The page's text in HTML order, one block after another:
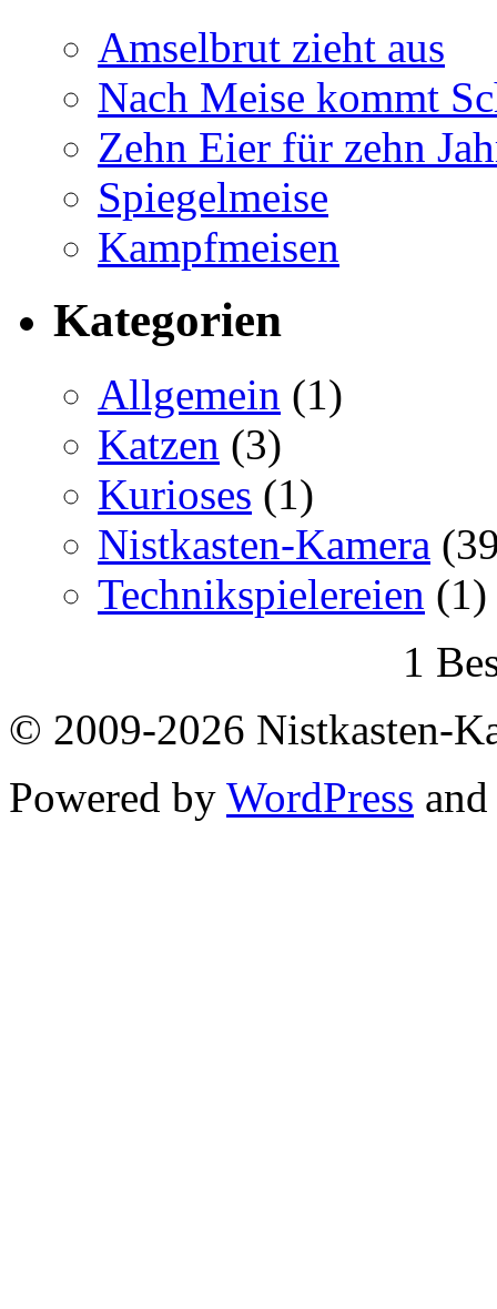
Amselbrut zieht aus
Nach Meise kommt
Zehn Eier für zehn
Spiegelmeise
Kampfmeisen
Kategorien
Allgemein (1)
Katzen (3)
Kurioses (1)
Nistkasten-Kamera
Technikspielereien (1)
1
© 2009-2026 Nistkasten-
Powered by WordPress